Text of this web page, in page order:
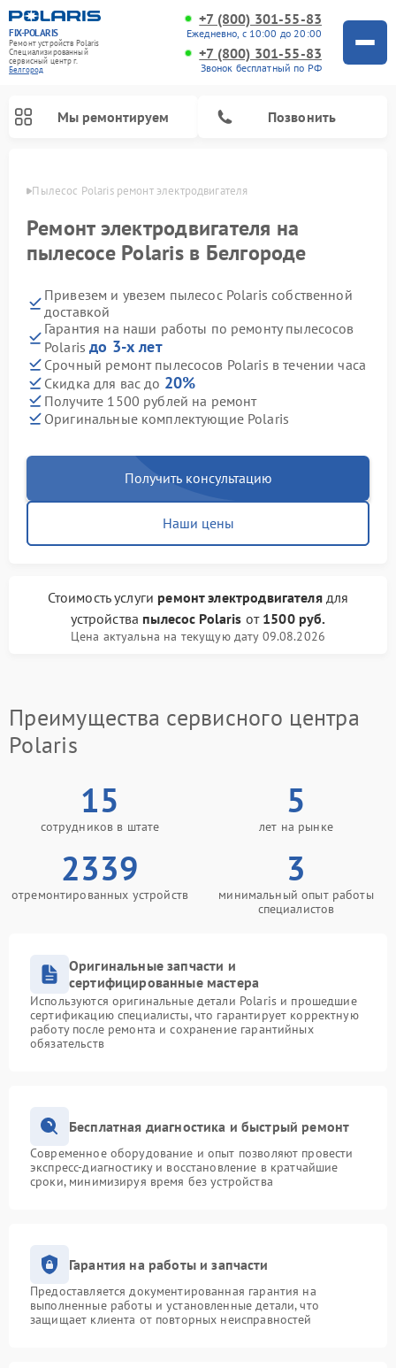
FIX-POLARIS
Ремонт устройств Polaris
Специализированный
cервисный центр г.
Белгород
+7 (800) 301-55-83
Ежедневно, с 10:00 до 20:00
+7 (800) 301-55-83
Звонок бесплатный по РФ
Мы ремонтируем Позвонить
Пылесос Polaris ремонт электродвигателя
Ремонт электродвигателя на
пылесосе Polaris в Белгороде
Привезем и увезем пылесос Polaris собственной
доставкой
Гарантия на наши работы по ремонту пылесосов
Polarisдо 3-х лет
Срочный ремонт пылесосов Polaris в течении часа
Скидка для вас до 20%
Получите 1500 рублей на ремонт
Оригинальные комплектующие Polaris
Получить консультацию
Наши цены
Стоимость услуги ремонт электродвигателядля
устройства пылесос Polaris от 1500 руб.
Цена актуальна на текущую дату 09.08.2026
Преимущества сервисного центра
Polaris
15
сотрудников в штате
5
лет на рынке
2339
отремонтированных устройств
3
минимальный опыт работы
специалистов
Оригинальные запчасти и
сертифицированные мастера
Используются оригинальные детали Polaris и прошедшие
сертификацию специалисты, что гарантирует корректную
работу после ремонта и сохранение гарантийных
обязательств
Бесплатная диагностика и быстрый ремонт
Современное оборудование и опыт позволяют провести
экспресс-диагностику и восстановление в кратчайшие
сроки, минимизируя время без устройства
Гарантия на работы и запчасти
Предоставляется документированная гарантия на
выполненные работы и установленные детали, что
защищает клиента от повторных неисправностей